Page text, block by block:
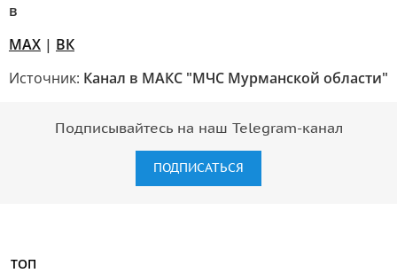
в
MAX | ВК
Источник: Канал в МАКС "МЧС Мурманской области"
Подписывайтесь на наш Telegram-канал
ПОДПИСАТЬСЯ
ТОП